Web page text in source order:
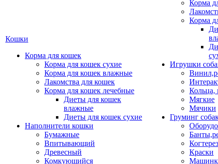
Кошки
Корма для кошек
Корма для кошек сухие
Корма для кошек влажные
Лакомства для кошек
Корма для кошек лечебные
Диеты для кошек
влажные
Диеты для кошек сухие
Наполнители кошки
Бумажные
Впитывающий
Древесный
Комкующийся
Корма
Корма
Игрушки
Кольца,
Мягкие
Мячики
Груминг
Краски